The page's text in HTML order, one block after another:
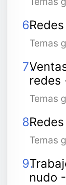
Temas
redes
Temas
Temas
nudo